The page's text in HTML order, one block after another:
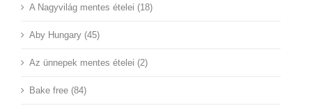
A Nagyvilág mentes ételei (18)
Aby Hungary (45)
Az ünnepek mentes ételei (2)
Bake free (84)